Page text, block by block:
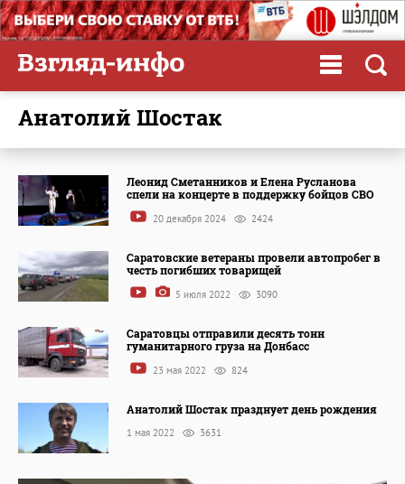
Анатолий Шостак
Леонид Сметанников и Елена Русланова
спели на концерте в поддержку бойцов СВО
20 декабря 2024 2424
Саратовские ветераны провели автопробег в
честь погибших товарищей
5 июля 2022 3090
Саратовцы отправили десять тонн
гуманитарного груза на Донбасс
23 мая 2022 824
Анатолий Шостак празднует день рождения
1 мая 2022 3631